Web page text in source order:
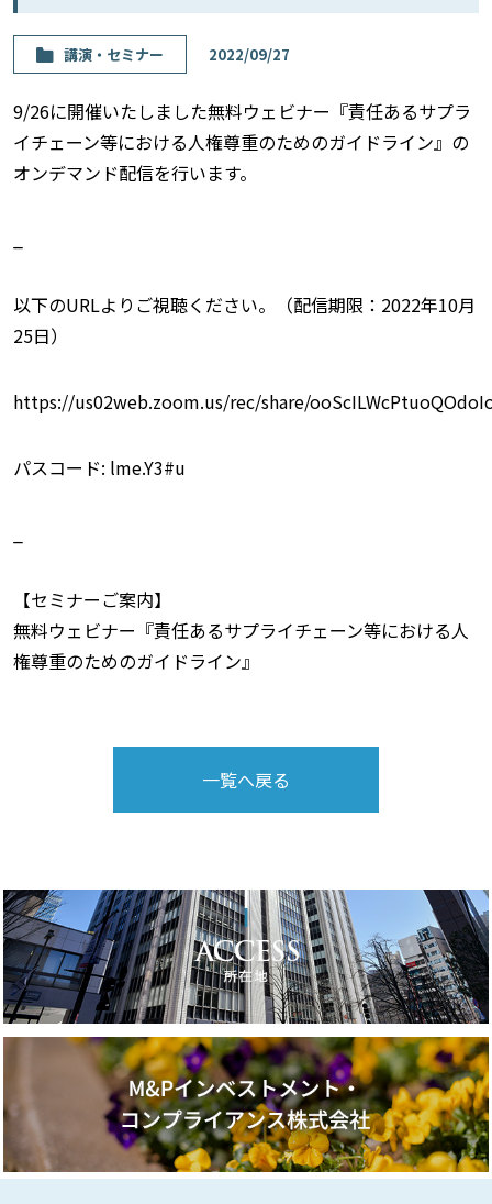
講演・セミナー 2022/09/27
9/26に開催いたしました無料ウェビナー『責任あるサプラ
イチェーン等における人権尊重のためのガイドライン』の
オンデマンド配信を行います。
以下のURLよりご視聴ください。（配信期限：2022年10月
25日）
https://us02web.zoom.us/rec/share/
パスコード: lme.Y3#u
【セミナーご案内】
無料ウェビナー『責任あるサプライチェーン等における人
権尊重のためのガイドライン』
一覧へ戻る